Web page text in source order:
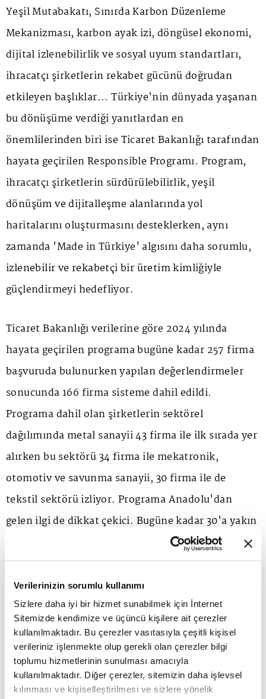
Verilerinizin sorumlu kullanımı
Sizlere daha iyi bir hizmet sunabilmek için İnternet
Sitemizde kendimize ve üçüncü kişilere ait çerezler
kullanılmaktadır. Bu çerezler vasıtasıyla çeşitli kişisel
verileriniz işlenmekte olup gerekli olan çerezler bilgi
toplumu hizmetlerinin sunulması amacıyla
kullanılmaktadır. Diğer çerezler, sitemizin daha işlevsel
kılınması ve kişiselleştirilmesi ve sizlere yönelik
Yeşil Mutabakatı, Sınırda Karbon Düzenleme
Mekanizması, karbon ayak izi, döngüsel ekonomi,
dijital izlenebilirlik ve sosyal uyum standartları,
ihracatçı şirketlerin rekabet gücünü doğrudan
etkileyen başlıklar... Türkiye'nin dünyada yaşanan
bu dönüşüme verdiği yanıtlardan en
önemlilerinden biri ise Ticaret Bakanlığı tarafından
hayata geçirilen Responsible Programı. Program,
ihracatçı şirketlerin sürdürülebilirlik, yeşil
dönüşüm ve dijitalleşme alanlarında yol
haritalarını oluşturmasını desteklerken, aynı
zamanda 'Made in Türkiye' algısını daha sorumlu,
izlenebilir ve rekabetçi bir üretim kimliğiyle
güçlendirmeyi hedefliyor.
Ticaret Bakanlığı verilerine göre 2024 yılında
hayata geçirilen programa bugüne kadar 257 firma
başvuruda bulunurken yapılan değerlendirmeler
sonucunda 166 firma sisteme dahil edildi.
Programa dahil olan şirketlerin sektörel
dağılımında metal sanayii 43 firma ile ilk sırada yer
alırken bu sektörü 34 firma ile mekatronik,
otomotiv ve savunma sanayii, 30 firma ile de
tekstil sektörü izliyor. Programa Anadolu'dan
gelen ilgi de dikkat çekici. Bugüne kadar 30'a yakın
şehirden başvuru alınırken, 25 farklı ilden en az bir
firma program kapsamına dahil edilmiş. İstanbul
46 firma ile ilk sırada yer alırken, Ankara 20, Bursa
16 firma ile öne çıkıyor. Adana ve Kocaeli'nden
11'er, Gaziantep'ten 6, Kahramanmaraş'tan 7,
Hatay'dan 5, Kayseri ve Konya'dan ise 4'er firma
program kapsamında destekten yararlanıyor.